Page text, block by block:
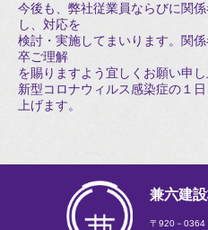
今後も、弊社従業員ならびに関
し、対応を
検討・実施してまいります。関
卒ご理解
を賜りますよう宜しくお願い申し
新型コロナウィルス感染症の１
上げます。
兼六建
〒920－